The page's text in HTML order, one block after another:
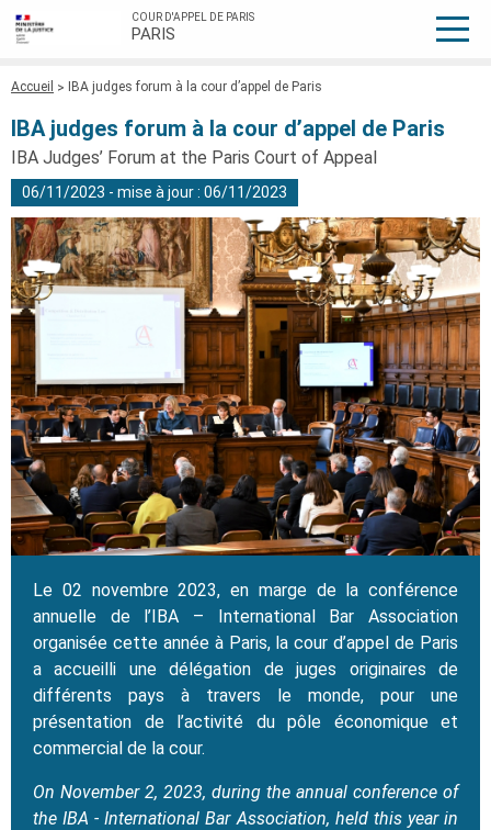
COUR D'APPEL DE PARIS
PARIS
Fil
Accueil IBA judges forum à la cour d’appel de Paris
IBA judges forum à la cour d’appel de Paris
IBA Judges’ Forum at the Paris Court of Appeal
06/11/2023 - mise à jour : 06/11/2023
Le 02 novembre 2023, en marge de la conférence
annuelle de l’IBA – International Bar Association
organisée cette année à Paris, la cour d’appel de Paris
a accueilli une délégation de juges originaires de
différents pays à travers le monde, pour une
présentation de l’activité du pôle économique et
commercial de la cour.
On November 2, 2023, during the annual conference of
the IBA - International Bar Association, held this year in